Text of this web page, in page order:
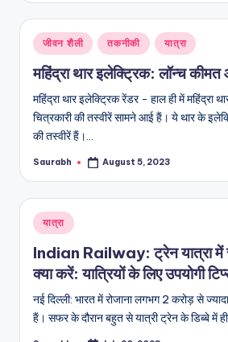
Posted
in
जीवन शैली तकनीकी यात्रा
महिंद्रा थार इलेक्ट्रिक: लॉन्च
महिंद्रा थार इलेक्ट्रिक रेंडर - हाल ही में महिंद्रा
चित्रकारी की तस्वीरें सामने आई हैं। ये थार के
की तस्वीरें हैं।…
Posted
Saurabh August 5, 2023
Posted
in
यात्रा
Indian Railway: ट्रेन यात्रा में
क्या करें: यात्रियों के लिए उपयोगी
नई दिल्ली: भारत में रोजाना लगभग 2 करोड़ से
हैं। सफर के दौरान बहुत से यात्री ट्रेन के डिब्बे में